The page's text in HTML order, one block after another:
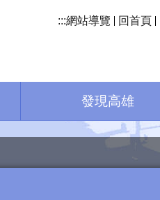
:::網站導覽 回首頁
發現高雄